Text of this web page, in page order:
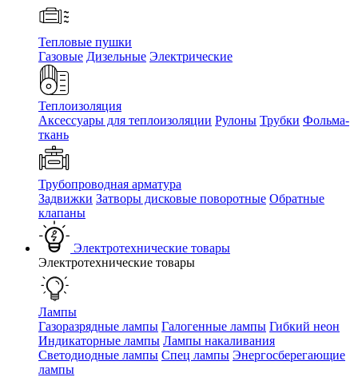
Тепловые пушки
Газовые Дизельные Электрические
Теплоизоляция
Аксессуары для теплоизоляции Рулоны Трубки Фольма-
ткань
Трубопроводная арматура
Задвижки Затворы дисковые поворотные Обратные
клапаны
Электротехнические товары
Электротехнические товары
Лампы
Газоразрядные лампы Галогенные лампы Гибкий неон
Индикаторные лампы Лампы накаливания
Светодиодные лампы Спец лампы Энергосберегающие
лампы